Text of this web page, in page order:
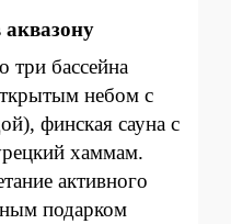
три бассейна
небом с
финская сауна с
хаммам.
активного
подарком